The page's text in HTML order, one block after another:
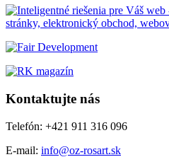
Kontaktujte nás
Telefón: +421 911 316 096
E-mail: info@oz-rosart.sk